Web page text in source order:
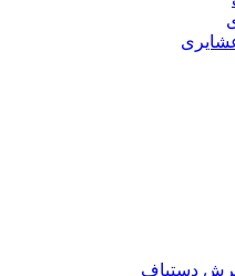
دستباف